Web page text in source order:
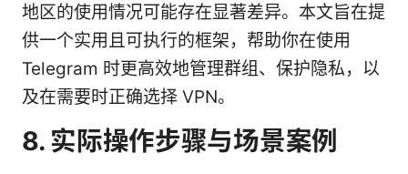
地区的使用情况可能存在显著差异。本文旨在提
供一个实用且可执行的框架，帮助你在使用
Telegram 时更高效地管理群组、保护隐私，以
及在需要时正确选择 VPN。
8. 实际操作步骤与场景案例